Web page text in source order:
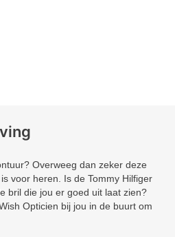
Overweeg dan zeker deze
voor heren. Is de Tommy Hilfiger
bril die jou er goed uit laat zien?
Opticien bij jou in de buurt om